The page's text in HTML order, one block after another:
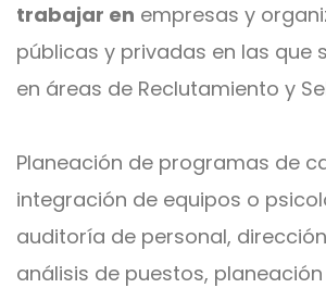
trabajar en empresas y
públicas y privadas en las que
en áreas de Reclutamiento y
Planeación de programas de
integración de equipos o
auditoría de personal,
análisis de puestos,